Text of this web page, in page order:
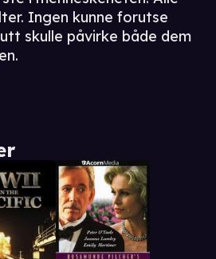
Ingen kunne forutse
skulle påvirke både dem